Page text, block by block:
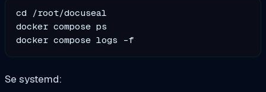
cd /root/docuseal
docker compose ps
Se systemd: